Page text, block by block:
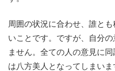
周囲の状況に合わせ、誰と
いことです。ですが、自分
ません。全ての人の意見に
は八方美人となってしまいま